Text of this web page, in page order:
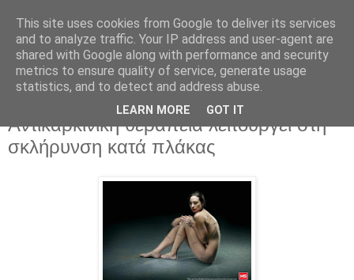
Αντικαρκινική θεραπεία λειτουργεί στη
σκλήρυνση κατά πλάκας
This site uses cookies from Google to deliver its services
and to analyze traffic. Your IP address and user-agent are
shared with Google along with performance and security
metrics to ensure quality of service, generate usage
statistics, and to detect and address abuse.
LEARN MORE GOT IT